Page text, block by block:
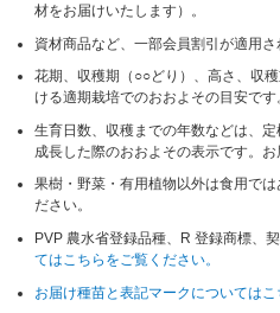
材をお届けいたします）。
資材商品など、一部会員割引が適用さ
花期、収穫期（○○どり）、高さ、収
ける適期栽培でのおおよその目安です
生育日数、収穫までの年数などは、
成長した際のおおよその表示です。お
果樹・野菜・有用植物以外は食用で
ださい。
PVP 農水省登録品種、R 登録商標、
てはこちらをご覧ください。
お届け種苗と表記マークについてはこ